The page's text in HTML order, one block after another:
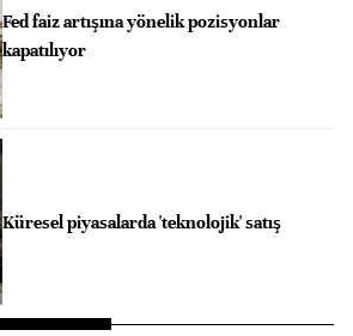
Fed faiz artışına yönelik pozisyonlar
kapatılıyor
Küresel piyasalarda 'teknolojik' satış